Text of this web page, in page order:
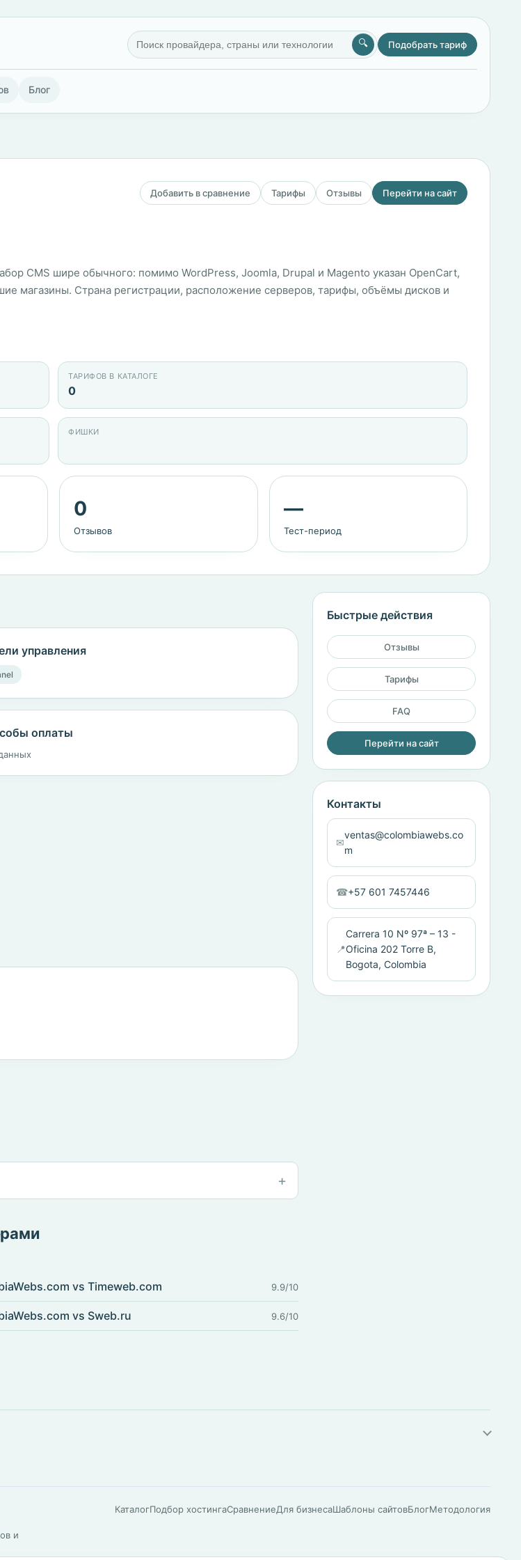
🔍 Подобрать тариф
Блог
Добавить в сравнение Тарифы Отзывы Перейти на сайт
CMS шире обычного: помимо WordPress, Joomla, Drupal и Magento указан OpenCart,
магазины. Страна регистрации, расположение серверов, тарифы, объёмы дисков и
ТАРИФОВ В КАТАЛОГЕ
0
ФИШКИ
0
Отзывов
—
Тест-период
управления
оплаты
vs Timeweb.com 9.9/10
vs Sweb.ru 9.6/10
Быстрые действия
Отзывы
Тарифы
FAQ
Перейти на сайт
Контакты
✉
ventas@colombiawebs.co
m
☎+57 601 7457446
📍
Carrera 10 Nº 97ª – 13 -
Oficina 202 Torre B,
Bogota, Colombia
и
КаталогПодбор хостингаСравнениеДля бизнесаШаблоны сайтовБлогМетодология